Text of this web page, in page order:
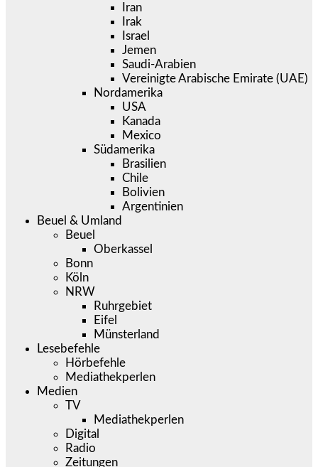
Iran
Irak
Israel
Jemen
Saudi-Arabien
Vereinigte Arabische Emirate (UAE)
Nordamerika
USA
Kanada
Mexico
Südamerika
Brasilien
Chile
Bolivien
Argentinien
Beuel & Umland
Beuel
Oberkassel
Bonn
Köln
NRW
Ruhrgebiet
Eifel
Münsterland
Lesebefehle
Hörbefehle
Mediathekperlen
Medien
TV
Mediathekperlen
Digital
Radio
Zeitungen